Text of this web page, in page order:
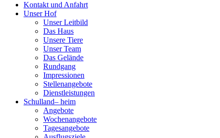
Kontakt und Anfahrt
Unser Hof
Unser Leitbild
Das Haus
Unsere Tiere
Unser Team
Das Gelände
Rundgang
Impressionen
Stellenangebote
Dienstleistungen
Schulland– heim
Angebote
Wochenangebote
Tagesangebote